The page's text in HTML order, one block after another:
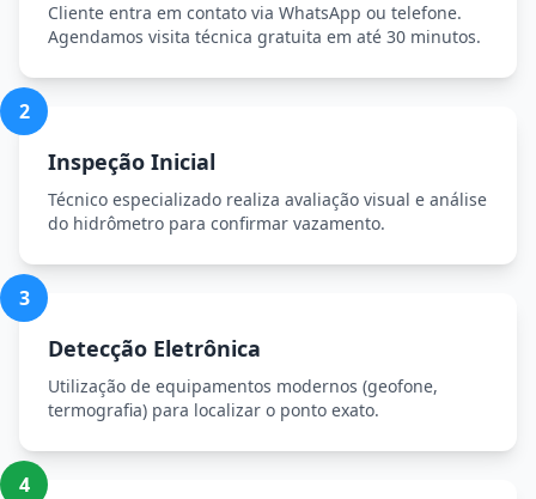
Cliente entra em contato via WhatsApp ou telefone.
Agendamos visita técnica gratuita em até 30 minutos.
2
Inspeção Inicial
Técnico especializado realiza avaliação visual e análise
do hidrômetro para confirmar vazamento.
3
Detecção Eletrônica
Utilização de equipamentos modernos (geofone,
termografia) para localizar o ponto exato.
4